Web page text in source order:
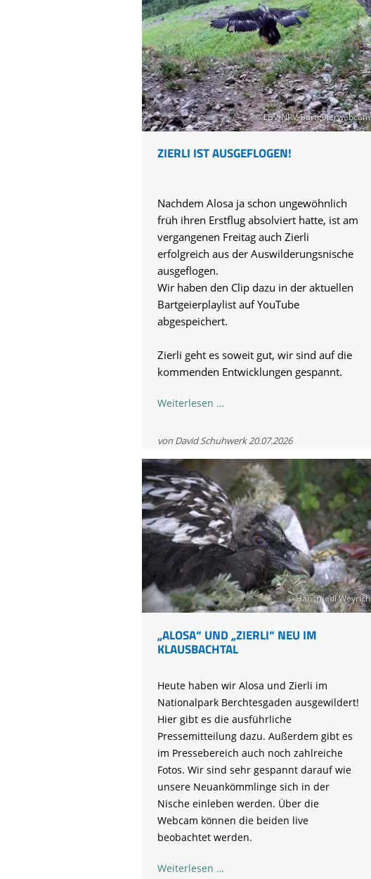
© LBV-NPV-Bartgeierwebcam
ZIERLI IST AUSGEFLOGEN!
Nachdem Alosa ja schon ungewöhnlich
früh ihren Erstflug absolviert hatte, ist am
vergangenen Freitag auch Zierli
erfolgreich aus der Auswilderungsnische
ausgeflogen.
Wir haben den Clip dazu in der aktuellen
Bartgeierplaylist auf YouTube
abgespeichert.
Zierli geht es soweit gut, wir sind auf die
kommenden Entwicklungen gespannt.
Weiterlesen …Zierli
ausgeflogen!
von David Schuhwerk20.07.2026
© Hansruedi Weyrich
„ALOSA“ UND „ZIERLI“ NEU IM
KLAUSBACHTAL
Heute haben wir Alosa und Zierli im
Nationalpark Berchtesgaden ausgewildert!
Hier gibt es die ausführliche
Pressemitteilung dazu. Außerdem gibt es
im Pressebereich auch noch zahlreiche
Fotos. Wir sind sehr gespannt darauf wie
unsere Neuankömmlinge sich in der
Nische einleben werden. Über die
Webcam können die beiden live
beobachtet werden.
Weiterlesen …